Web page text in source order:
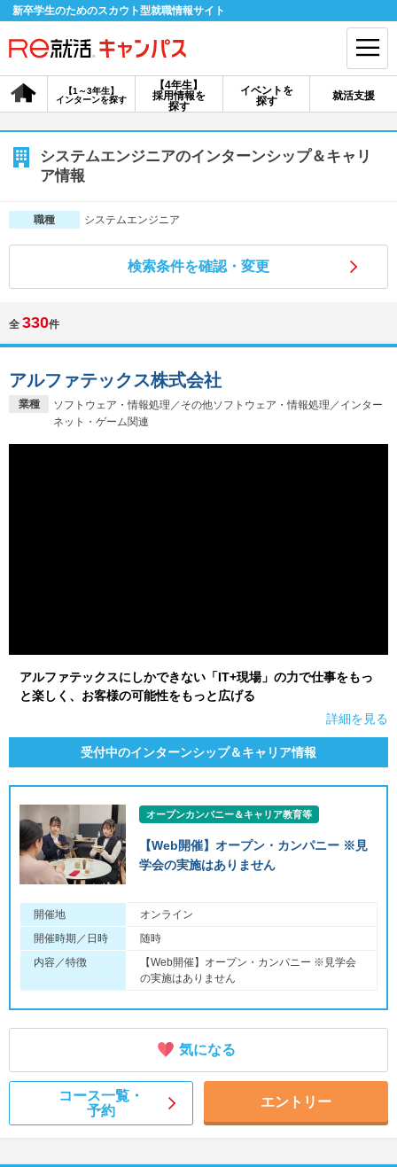
新卒学生のためのスカウト型就職情報サイト
【4年生】
採用情報を
探す
【1～3年生】
インターンを探す
イベントを
探す
就活支援
会員登録 ログイン
会員ID・パスワードを忘れた方はこちら
説明会を探す
インターンを探す
イベントを探す
就活ノウハウ・サポート
就活支援
システムエンジニアのインターンシップ＆キャリ
ア情報
職種 システムエンジニア
検索条件を確認・変更
全 330件
業種
ソフトウェア・情報処理／その他ソフトウェア・情報処理／インター
ネット・ゲーム関連
アルファテックス株式会社
アルファテックスにしかできない「IT+現場」の力で仕事をもっ
と楽しく、お客様の可能性をもっと広げる
詳細を見る
受付中のインターンシップ＆キャリア情報
オープンカンパニー＆キャリア教育等
【Web開催】オープン・カンパニー ※見
学会の実施はありません
開催地
オンライン
開催時期／日時
随時
内容／特徴
【Web開催】オープン・カンパニー ※見学会
の実施はありません
気になる
コース一覧・
予約
エントリー